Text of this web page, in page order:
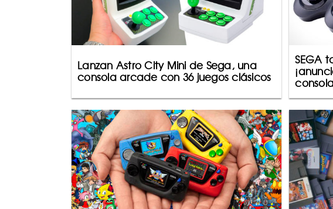
Lanzan Astro City Mini de Sega, una
consola arcade con 36 juegos clásicos
SEGA